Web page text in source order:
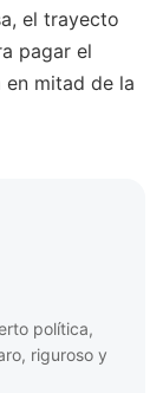
el trayecto
pagar el
mitad de la
política,
riguroso y